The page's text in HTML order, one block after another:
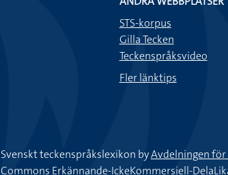
STS-korpus
Gilla Tecken
Teckenspråksvideo
Fler länktips
Svenskt teckenspråkslexikon byAvdelningen
Commons Erkännande-IckeKommersiell-